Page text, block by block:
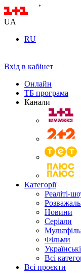
UA
RU
Вхід в кабінет
Онлайн
ТБ програма
Канали
Категорії
Реаліті-
Новини
Серіали
Фільми
Всі
Всі проєкти